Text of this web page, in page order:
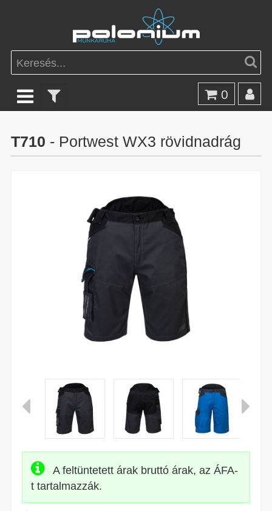
0
T710 - Portwest WX3 rövidnadrág
A feltüntetett árak bruttó árak, az ÁFA-
t tartalmazzák.